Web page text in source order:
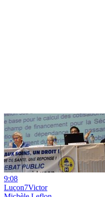
9:08
Luçon7Victor